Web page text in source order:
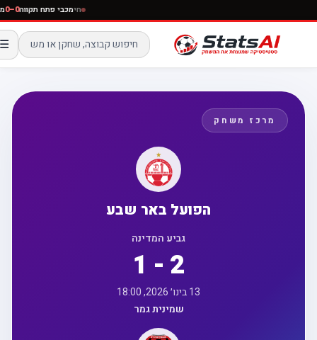
חימכבי פתח תקווה0–0
☰
מרכז משחק
הפועל באר שבע
גביע המדינה
1 - 2
13 בינו׳ 2026, 18:00
שמינית גמר